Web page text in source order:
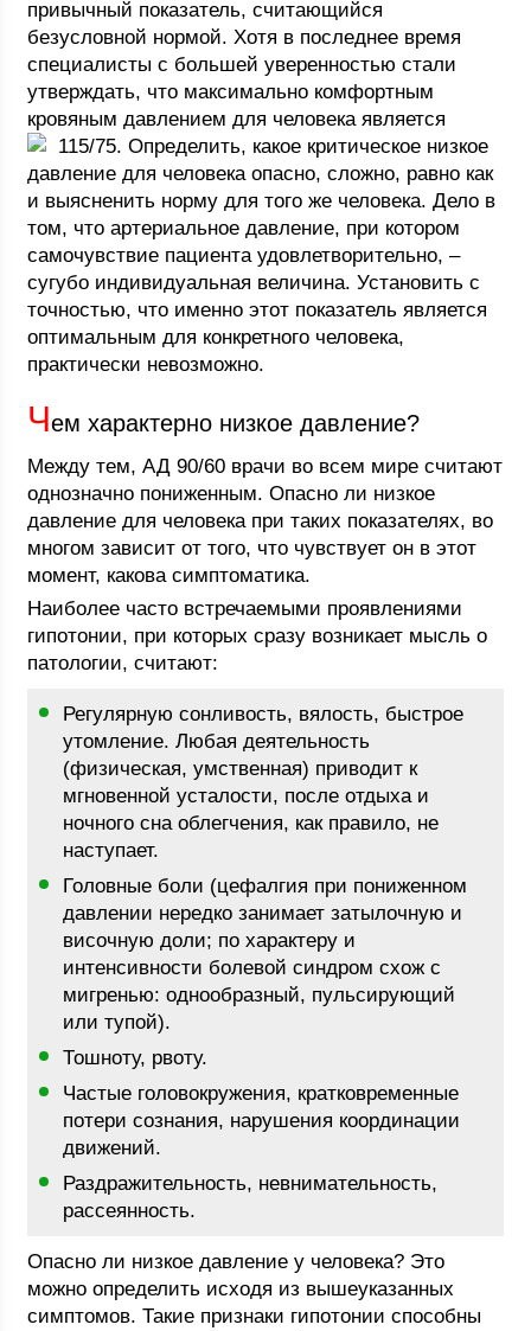
привычный показатель, считающийся
безусловной нормой. Хотя в последнее время
специалисты с большей уверенностью стали
утверждать, что максимально комфортным
кровяным давлением для человека является
115/75.Определить, какое критическое низкое
давление для человека опасно, сложно, равно как
и выясненить норму для того же человека. Дело в
том, что артериальное давление, при котором
самочувствие пациента удовлетворительно, –
сугубо индивидуальная величина. Установить с
точностью, что именно этот показатель является
оптимальным для конкретного человека,
практически невозможно.
Чем характерно низкое давление?
Между тем, АД 90/60 врачи во всем мире считают
однозначно пониженным. Опасно ли низкое
давление для человека при таких показателях, во
многом зависит от того, что чувствует он в этот
момент, какова симптоматика.
Наиболее часто встречаемыми проявлениями
гипотонии, при которых сразу возникает мысль о
патологии, считают:
Регулярную сонливость, вялость, быстрое
утомление. Любая деятельность
(физическая, умственная) приводит к
мгновенной усталости, после отдыха и
ночного сна облегчения, как правило, не
наступает.
Головные боли (цефалгия при пониженном
давлении нередко занимает затылочную и
височную доли; по характеру и
интенсивности болевой синдром схож с
мигренью: однообразный, пульсирующий
или тупой).
Тошноту, рвоту.
Частые головокружения, кратковременные
потери сознания, нарушения координации
движений.
Раздражительность, невнимательность,
рассеянность.
Опасно ли низкое давление у человека? Это
можно определить исходя из вышеуказанных
симптомов. Такие признаки гипотонии способны